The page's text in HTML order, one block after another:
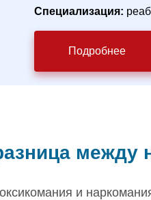
Специализация:
Подробнее
между
и